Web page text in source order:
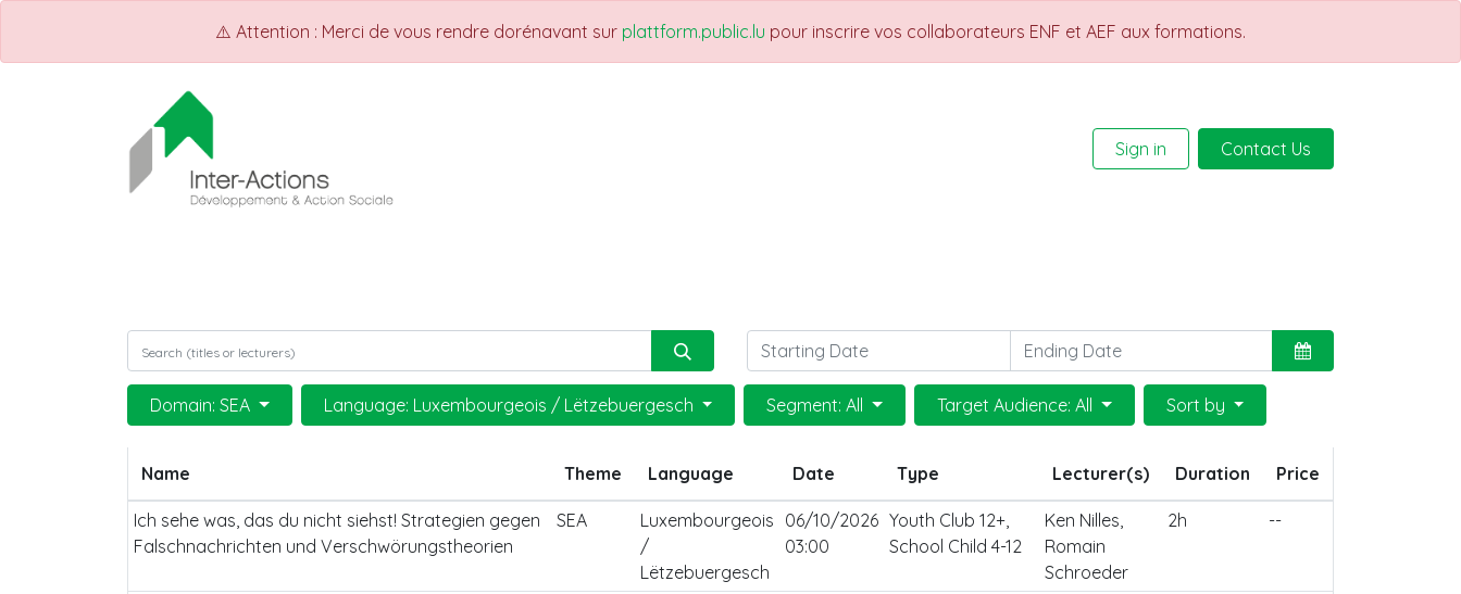
⚠️ Attention : Merci de vous rendre dorénavant sur plattform.public.lu pour inscrire vos collaborateurs ENF et AEF aux formations.
Sign in Contact Us
Domain: SEA Language: Luxembourgeois / Lëtzebuergesch Segment: All Target Audience: All Sort by
Name Theme Language Date Type Lecturer(s) Duration Price
Ich sehe was, das du nicht siehst! Strategien gegen
Falschnachrichten und Verschwörungstheorien
SEA
Luxembourgeois
/
Lëtzebuergesch
06/10/2026
03:00
Youth Club 12+,
School Child 4-12
Ken Nilles,
Romain
Schroeder
2h --